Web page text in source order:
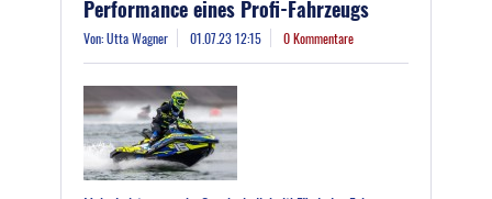
Performance eines Profi-Fahrzeugs
Von: Utta Wagner 01.07.23 12:15 0 Kommentare